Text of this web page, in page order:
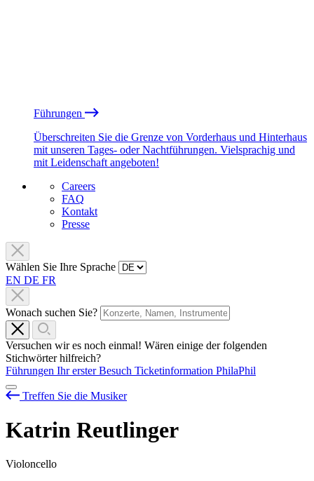
Führungen
Überschreiten Sie die Grenze von Vorderhaus und Hinterhaus
mit unseren Tages- oder Nachtführungen. Vielsprachig und
mit Leidenschaft angeboten!
Careers
FAQ
Kontakt
Presse
Wählen Sie Ihre Sprache
EN DE FR
Wonach suchen Sie?
Versuchen wir es noch einmal! Wären einige der folgenden
Stichwörter hilfreich?
Führungen Ihr erster Besuch Ticketinformation PhilaPhil
Treffen Sie die Musiker
Katrin Reutlinger
Violoncello